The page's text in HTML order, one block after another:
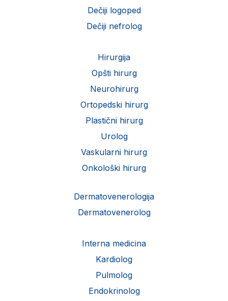
Dečiji logoped
Dečiji nefrolog
Hirurgija
Opšti hirurg
Neurohirurg
Ortopedski hirurg
Plastični hirurg
Urolog
Vaskularni hirurg
Onkološki hirurg
Dermatovenerologija
Dermatovenerolog
Interna medicina
Kardiolog
Pulmolog
Endokrinolog